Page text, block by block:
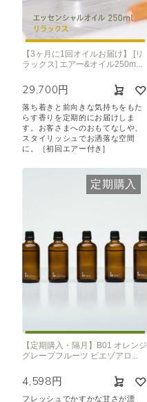
【3ヶ月に1回オイルお届け】 [リ
ラックス] エアー&オイル250m...
29,700円
落ち着きと前向きな気持ちをもた
らす香りを定期的にお届けしま
す。お客さまへのおもてなしや、
スタイリッシュでお洒落な空間
に。［初回エアー付き]
定期購入
【定期購入・隔月】B01 オレンジ
グレープフルーツ ピエゾアロ...
4,598円
フレッシュでかすかな甘さが漂